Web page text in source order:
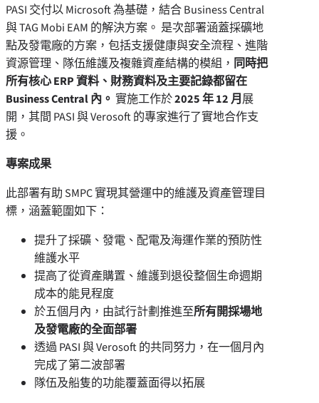
PASI 交付以 Microsoft 為基礎，結合 Business Central
與 TAG Mobi EAM 的解決方案。 是次部署涵蓋採礦地
點及發電廠的方案，包括支援健康與安全流程、進階
資源管理、隊伍維護及複雜資產結構的模組， 同時把
所有核心 ERP 資料、財務資料及主要記錄都留在
Business Central 內。 實施工作於2025 年 12 月展
開，其間 PASI 與 Verosoft 的專家進行了實地合作支
援。
專案成果
此部署有助 SMPC 實現其營運中的維護及資產管理目
標，涵蓋範圍如下：
提升了採礦、發電、配電及海運作業的預防性
維護水平
提高了從資產購置、維護到退役整個生命週期
成本的能見程度
於五個月內，由試行計劃推進至所有開採場地
及發電廠的全面部署
透過 PASI 與 Verosoft 的共同努力，在一個月內
完成了第二波部署
隊伍及船隻的功能覆蓋面得以拓展